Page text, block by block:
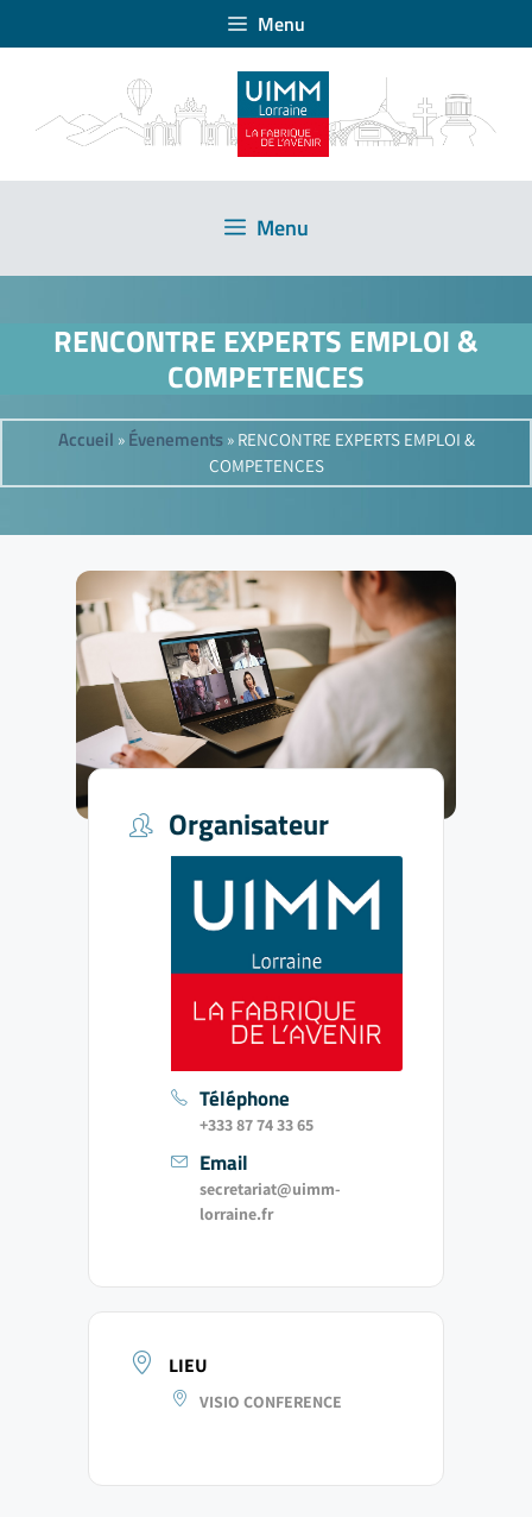
Menu
Menu
RENCONTRE EXPERTS EMPLOI &
COMPETENCES
Accueil » Évenements» RENCONTRE EXPERTS EMPLOI &
COMPETENCES
Organisateur
Téléphone
+333 87 74 33 65
Email
secretariat@uimm-
lorraine.fr
LIEU
VISIO CONFERENCE